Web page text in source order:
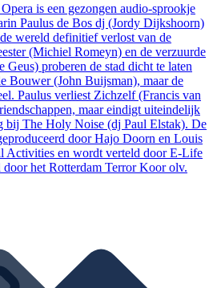
is een gezongen audio-sprookje
Paulus de Bos dj (Jordy Dijkshoorn)
wereld definitief verlost van de
(Michiel Romeyn) en de verzuurde
Geus) proberen de stad dicht te laten
Bouwer (John Buijsman), maar de
Paulus verliest Zichzelf (Francis van
maar eindigt uiteindelijk
bij The Holy Noise (dj Paul Elstak). De
door Hajo Doorn en Louis
Activities en wordt verteld door E-Life
door het Rotterdam Terror Koor olv.